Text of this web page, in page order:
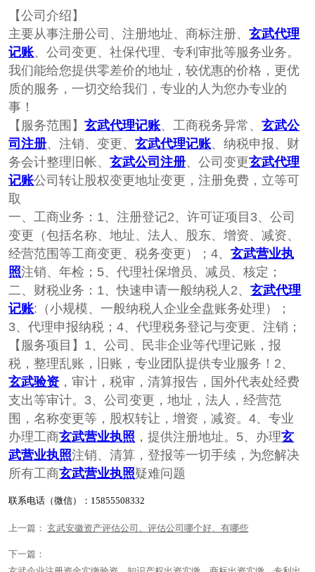
【公司介绍】
主要从事注册公司、注册地址、商‌‌‌‌标注册、玄武代理
记账、公司变更、社保代理、专利审批等服务业务。
我们能给您提供零差价的地址，较优惠的价格，更优
质的服务，一切交给我们，专业的人为您办专业的
事！
【服务范围】玄武代理记账、工商税务异常、玄武公
司注册、注销、变更、玄武代理记账、纳税申报、财
务会计整理旧帐、玄武公司注册、公司变更玄武代理
记账公司转让股权变更地址变更，注册免费，立等可
取
一、工商业务：1、注册登记2、许可证项目3、公司
变更（包括名称、地址、法人、股东、增资、减资、
经营范围等工商变更、税务变更）；4、玄武营业执
照注销、年检；5、代理社保增员、减员、核定；
二、财税业务：1、快速申请一般纳税人2、玄武代理
记账:（小规模、一般纳税人企业全盘账务处理）；
3、代理申报纳税；4、代理税务登记与变更、注销；
【服务项目】1、公司、民非企业等代理记账，报
税，整理乱账，旧账，专业团队提供专业服务！2、
玄武验资 ，审计，税审，清算报告，国外代表处经费
支出等审计。3、公司变更，地址，法人，经营范
围，名称变更等，股权转让，增资，减资。4、专业
办理工商玄武营业执照 ，提供注册地址。5、办理玄
武营业执照注销、清算，登报等一切手续，为您解决
所有工商玄武营业执照疑难问题
联系电话（微信）：15855508332
上一篇：玄武安徽资产评估公司、评估公司哪个好、有哪些
下一篇：